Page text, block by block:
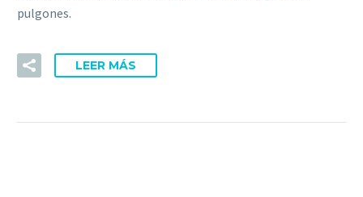
pulgones.
LEER MÁS